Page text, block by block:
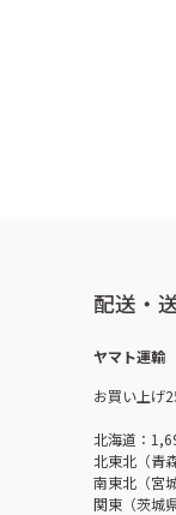
配送・
ヤマト運輸
お買い上げ
北海道：
北東北（
南東北（
関東（茨